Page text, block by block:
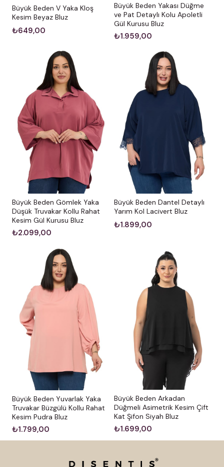
Büyük Beden V Yaka Kloş
Kesim Beyaz Bluz
₺649,00
Büyük Beden Yakası Düğme
ve Pat Detaylı Kolu Apoletli
Gül Kurusu Bluz
₺1.959,00
Büyük Beden Gömlek Yaka
Düşük Truvakar Kollu Rahat
Kesim Gül Kurusu Bluz
₺2.099,00
Büyük Beden Dantel Detaylı
Yarım Kol Lacivert Bluz
₺1.899,00
Büyük Beden Yuvarlak Yaka
Truvakar Büzgülü Kollu Rahat
Kesim Pudra Bluz
₺1.799,00
Büyük Beden Arkadan
Düğmeli Asimetrik Kesim Çift
Kat Şifon Siyah Bluz
₺1.699,00